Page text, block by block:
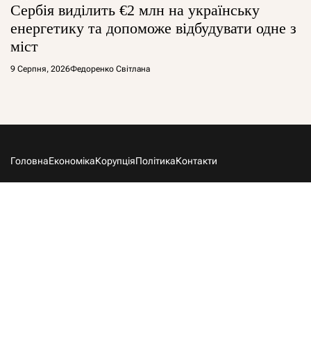
Сербія виділить €2 млн на українську
енергетику та допоможе відбудувати одне з
міст
9 Серпня, 2026Федоренко Світлана
ГоловнаЕкономікаКорупціяПолітикаКонтакти